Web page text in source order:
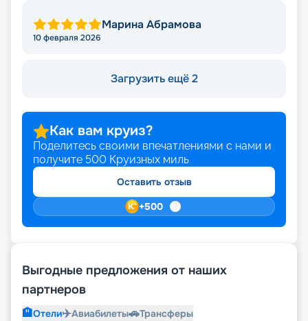
Марина Абрамова
10 февраля 2026
Загрузить ещё 2
Как вам круиз?
Поделитесь своими впечатлениями с нами и
получите 500 Круизных миль
Оставить отзыв
+500
Выгодные предложения от наших
партнеров
🏨Отели✈️Авиабилеты🚗Трансферы